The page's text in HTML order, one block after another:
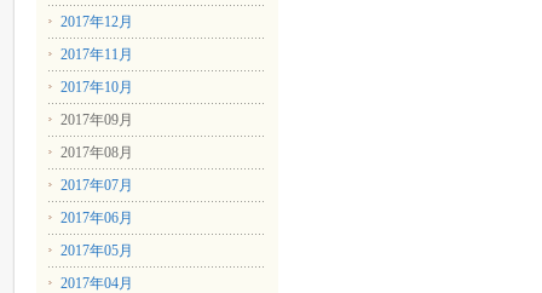
2017年12月
2017年11月
2017年10月
2017年09月
2017年08月
2017年07月
2017年06月
2017年05月
2017年04月